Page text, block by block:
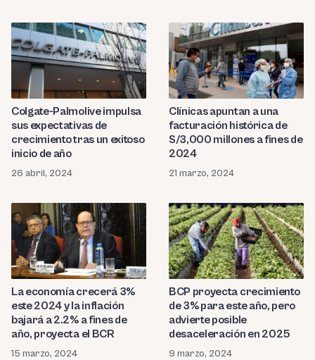
Colgate-Palmolive impulsa
sus expectativas de
crecimiento tras un exitoso
inicio de año
26 abril, 2024
Clínicas apuntan a una
facturación histórica de
S/3,000 millones a fines de
2024
21 marzo, 2024
La economía crecerá 3%
este 2024 y la inflación
bajará a 2.2% a fines de
año, proyecta el BCR
15 marzo, 2024
BCP proyecta crecimiento
de 3% para este año, pero
advierte posible
desaceleración en 2025
9 marzo, 2024